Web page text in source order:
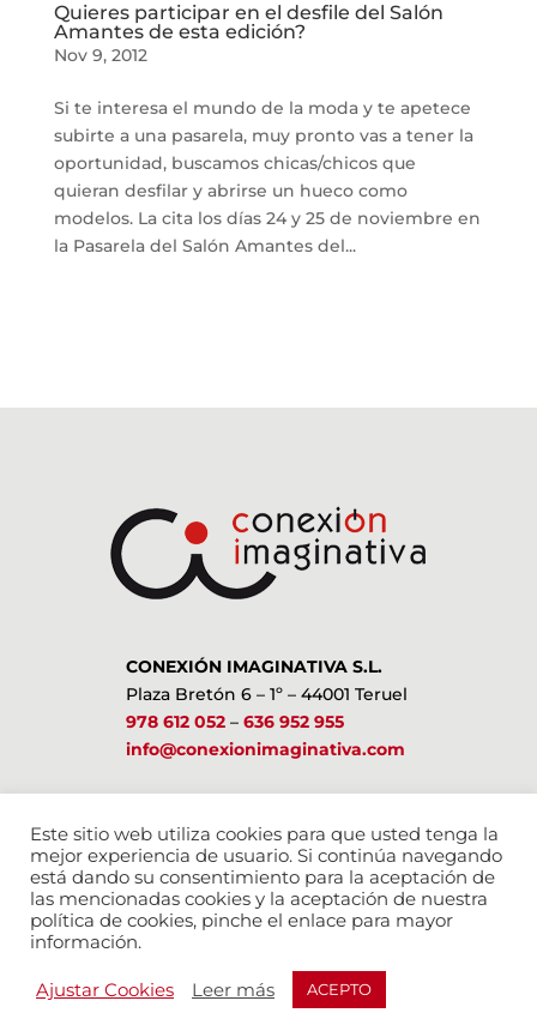
Quieres participar en el desfile del Salón
Amantes de esta edición?
Nov 9, 2012
Si te interesa el mundo de la moda y te apetece
subirte a una pasarela, muy pronto vas a tener la
oportunidad, buscamos chicas/chicos que
quieran desfilar y abrirse un hueco como
modelos. La cita los días 24 y 25 de noviembre en
la Pasarela del Salón Amantes del...
CONEXIÓN IMAGINATIVA S.L.
Plaza Bretón 6 – 1º – 44001 Teruel
978 612 052– 636 952 955
info@conexionimaginativa.com
Este sitio web utiliza cookies para que usted tenga la
mejor experiencia de usuario. Si continúa navegando
está dando su consentimiento para la aceptación de
las mencionadas cookies y la aceptación de nuestra
política de cookies, pinche el enlace para mayor
información.
Ajustar Cookies Leer más ACEPTO